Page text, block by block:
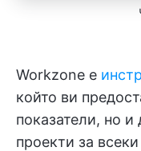
Workzone е
който ви
показатели, но
проекти за